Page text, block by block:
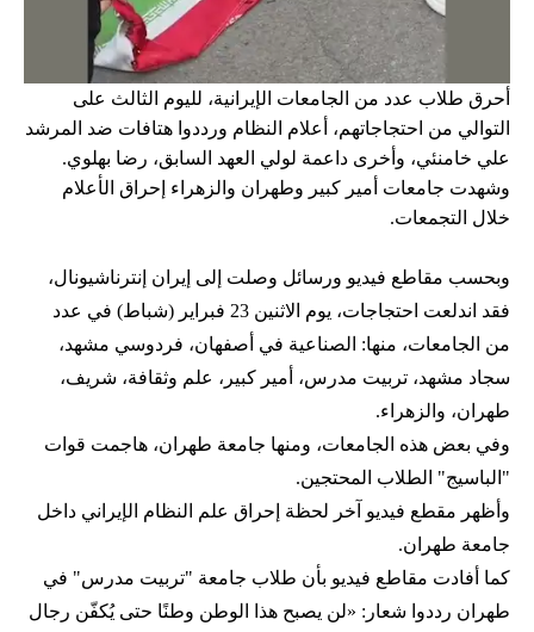
أحرق طلاب عدد من الجامعات الإيرانية، لليوم الثالث على
التوالي من احتجاجاتهم، أعلام النظام ورددوا هتافات ضد المرشد
علي خامنئي، وأخرى داعمة لولي العهد السابق، رضا بهلوي.
وشهدت جامعات أمير كبير وطهران والزهراء إحراق الأعلام
خلال التجمعات.
وبحسب مقاطع فيديو ورسائل وصلت إلى إيران إنترناشيونال،
فقد اندلعت احتجاجات، يوم الاثنين 23 فبراير (شباط) في عدد
من الجامعات، منها: الصناعية في أصفهان، فردوسي مشهد،
سجاد مشهد، تربيت مدرس، أمير كبير، علم وثقافة، شريف،
طهران، والزهراء.
وفي بعض هذه الجامعات، ومنها جامعة طهران، هاجمت قوات
"الباسيج" الطلاب المحتجين.
وأظهر مقطع فيديو آخر لحظة إحراق علم النظام الإيراني داخل
جامعة طهران.
كما أفادت مقاطع فيديو بأن طلاب جامعة "تربيت مدرس" في
طهران رددوا شعار: «لن يصبح هذا الوطن وطنًا حتى يُكفّن رجال